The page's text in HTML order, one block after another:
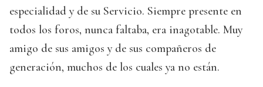
especialidad y de su Servicio. Siempre presente en
todos los foros, nunca faltaba, era inagotable. Muy
amigo de sus amigos y de sus compañeros de
generación, muchos de los cuales ya no están.